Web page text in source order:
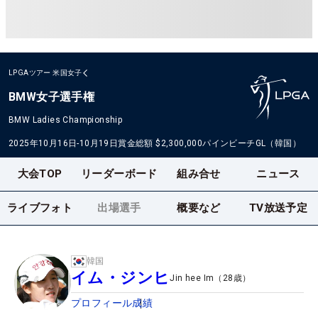
LPGAツアー 米国女子
BMW女子選手権
BMW Ladies Championship
2025年10月16日-10月19日賞金総額 $2,300,000パインビーチGL（韓国）
大会TOP リーダーボード 組み合せ ニュース
ライブフォト 出場選手 概要など TV放送予定
韓国
イム・ジンヒJin hee Im （ 28 歳）
プロフィール成績